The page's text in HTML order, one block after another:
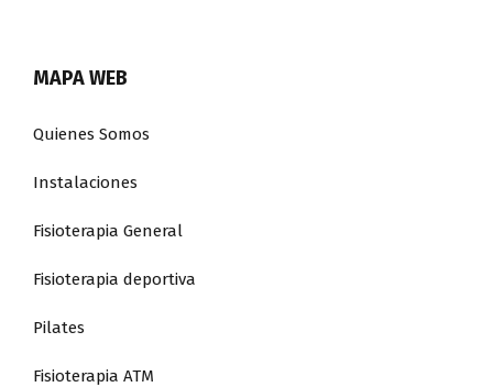
MAPA WEB
Quienes Somos
Instalaciones
Fisioterapia General
Fisioterapia deportiva
Pilates
Fisioterapia ATM